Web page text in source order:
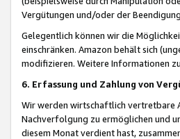
Vergütungen und/oder der
Gelegentlich können wir die
einschränken. Amazon behält sich
modifizieren. Weitere Informationen
6. Erfassung und Zahlung von
Wir werden wirtschaftlich vertretbare
Nachverfolgung zu ermöglichen und
diesem Monat verdient hast,